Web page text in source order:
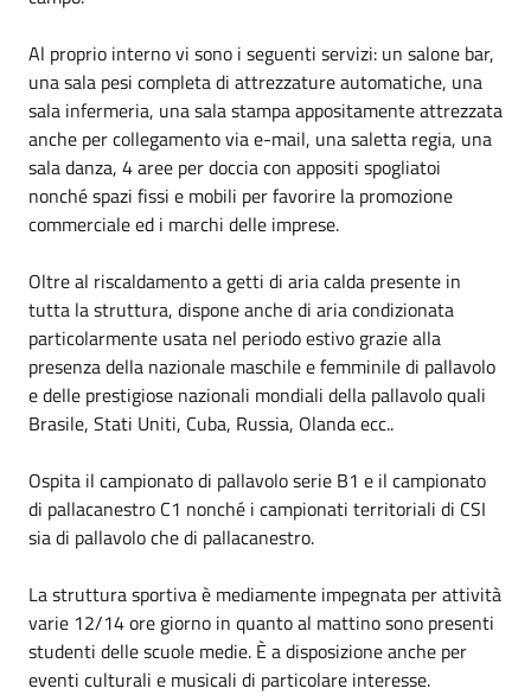
Al proprio interno vi sono i seguenti servizi: un salone bar,
una sala pesi completa di attrezzature automatiche, una
sala infermeria, una sala stampa appositamente attrezzata
anche per collegamento via e-mail, una saletta regia, una
sala danza, 4 aree per doccia con appositi spogliatoi
nonché spazi fissi e mobili per favorire la promozione
commerciale ed i marchi delle imprese.
Oltre al riscaldamento a getti di aria calda presente in
tutta la struttura, dispone anche di aria condizionata
particolarmente usata nel periodo estivo grazie alla
presenza della nazionale maschile e femminile di pallavolo
e delle prestigiose nazionali mondiali della pallavolo quali
Brasile, Stati Uniti, Cuba, Russia, Olanda ecc..
Ospita il campionato di pallavolo serie B1 e il campionato
di pallacanestro C1 nonché i campionati territoriali di CSI
sia di pallavolo che di pallacanestro.
La struttura sportiva è mediamente impegnata per attività
varie 12/14 ore giorno in quanto al mattino sono presenti
studenti delle scuole medie. È a disposizione anche per
eventi culturali e musicali di particolare interesse.